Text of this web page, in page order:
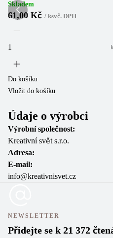
Skladem
61,00 Kč / ksvč. DPH
Do košíku
Vložit do košíku
Údaje o výrobci
Výrobní společnost:
Kreativní svět s.r.o.
Adresa:
E-mail:
info@kreativnisvet.cz
NEWSLETTER
Přidejte se k 21 372